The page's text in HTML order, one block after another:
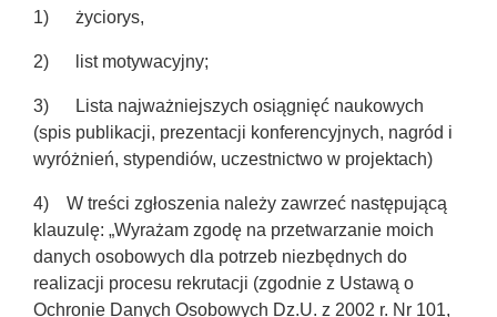
1) życiorys,
2) list motywacyjny;
3) Lista najważniejszych osiągnięć naukowych
(spis publikacji, prezentacji konferencyjnych, nagród i
wyróżnień, stypendiów, uczestnictwo w projektach)
4) W treści zgłoszenia należy zawrzeć następującą
klauzulę: „Wyrażam zgodę na przetwarzanie moich
danych osobowych dla potrzeb niezbędnych do
realizacji procesu rekrutacji (zgodnie z Ustawą o
Ochronie Danych Osobowych Dz.U. z 2002 r. Nr 101,